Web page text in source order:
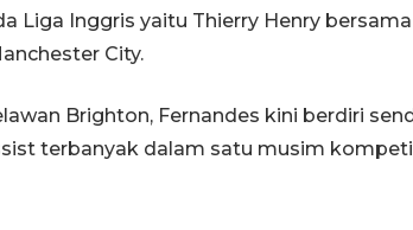
Liga Inggris yaitu Thierry Henry
City.
Brighton, Fernandes kini berdiri
terbanyak dalam satu musim